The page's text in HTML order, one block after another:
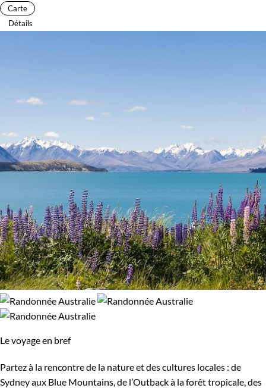
Carte
Détails
Le voyage en bref
Partez à la rencontre de la nature et des cultures locales : de
Sydney aux Blue Mountains, de l’Outback à la forêt tropicale, des